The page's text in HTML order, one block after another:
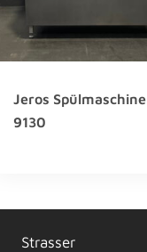
Jeros Spülmaschine
9130
Strasser